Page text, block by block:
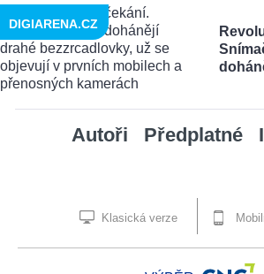
DIGIARENA.CZ
Autoři Předplatné
Klasická verze